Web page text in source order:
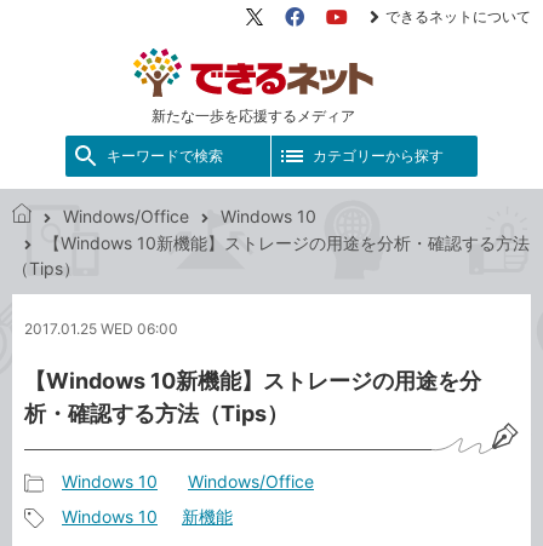
新たな一歩を応援するメディア
X（旧
FacebookYouTube
できるネットについて
キーワードで検索 カテゴリーから探す
き
ッ
Windows/Office
Windows 10
【Windows 10新機能】ストレージの用途を分析・確認する方法
（Tips）
2017.01.25 WED 06:00
【Windows 10新機能】ストレージの用途を分
析・確認する方法（Tips）
事
Windows 10 Windows/Office
Windows 10 新機能